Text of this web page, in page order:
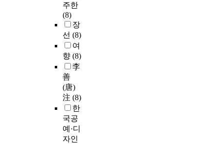
주한
(8)
장
선 (8)
여
향 (8)
李
善
(唐)
注 (8)
한
국공
예·디
자인